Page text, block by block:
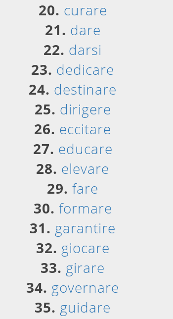
20. curare
21. dare
22. darsi
23. dedicare
24. destinare
25. dirigere
26. eccitare
27. educare
28. elevare
29. fare
30. formare
31. garantire
32. giocare
33. girare
34. governare
35. guidare